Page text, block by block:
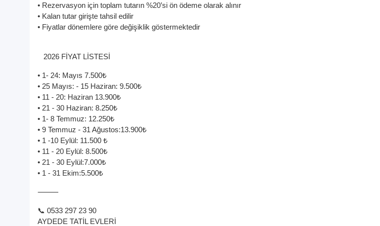
• Rezervasyon için toplam tutarın %20’si ön ödeme olarak alınır
• Kalan tutar girişte tahsil edilir
• Fiyatlar dönemlere göre değişiklik göstermektedir
2026 FİYAT LİSTESİ
• 1- 24: Mayıs 7.500₺
• 25 Mayıs: - 15 Haziran: 9.500₺
• 11 - 20: Haziran 13.900₺
• 21 - 30 Haziran: 8.250₺
• 1- 8 Temmuz: 12.250₺
• 9 Temmuz - 31 Ağustos:13.900₺
• 1 -10 Eylül: 11.500 ₺
• 11 - 20 Eylül: 8.500₺
• 21 - 30 Eylül:7.000₺
• 1 - 31 Ekim:5.500₺
⸻
📞 0533 297 23 90
AYDEDE TATİL EVLERİ